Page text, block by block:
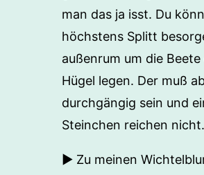
man das ja isst. Du
höchstens Splitt
außenrum um die
Hügel legen. Der muß
durchgängig sein und
Steinchen reichen nicht.
► Zu meinen